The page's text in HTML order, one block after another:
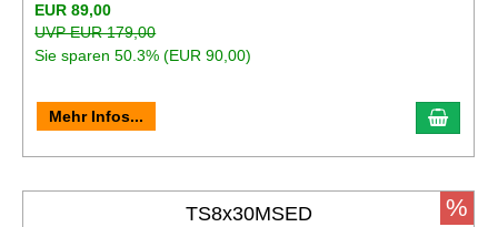
EUR 89,00
UVP EUR 179,00
Sie sparen 50.3% (EUR 90,00)
Mehr Infos... In
TS8x30MSED %